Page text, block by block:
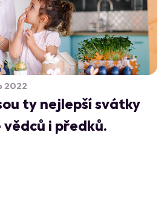
2022
ty nejlepší svátky
vědců i předků.